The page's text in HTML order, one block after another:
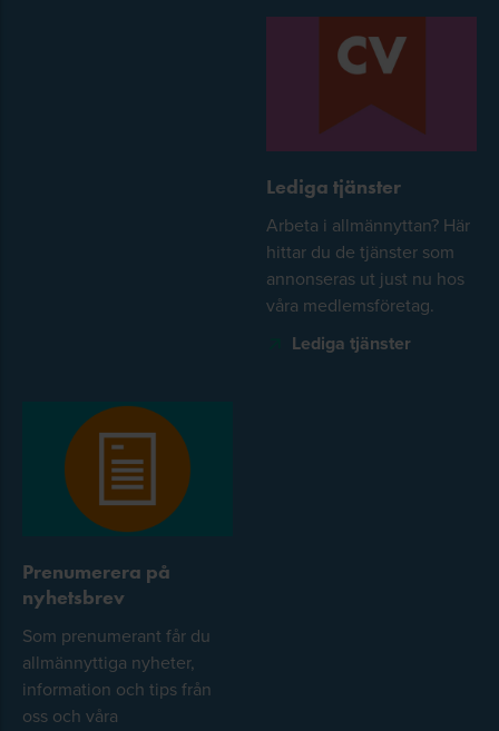
Lediga tjänster
Arbeta i allmännyttan? Här
hittar du de tjänster som
annonseras ut just nu hos
våra medlemsföretag.
Lediga tjänster
Prenumerera på
nyhetsbrev
Som prenumerant får du
allmännyttiga nyheter,
information och tips från
oss och våra